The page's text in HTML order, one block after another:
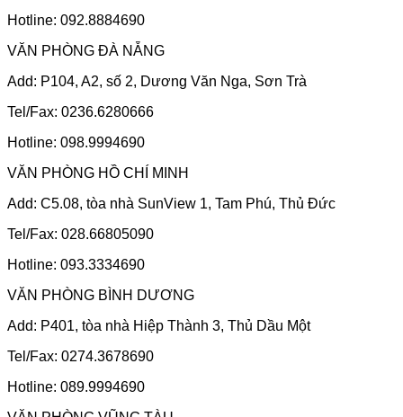
Hotline: 092.8884690
VĂN PHÒNG ĐÀ NẴNG
Add: P104, A2, số 2, Dương Văn Nga, Sơn Trà
Tel/Fax: 0236.6280666
Hotline: 098.9994690
VĂN PHÒNG HỒ CHÍ MINH
Add: C5.08, tòa nhà SunView 1, Tam Phú, Thủ Đức
Tel/Fax: 028.66805090
Hotline: 093.3334690
VĂN PHÒNG BÌNH DƯƠNG
Add: P401, tòa nhà Hiệp Thành 3, Thủ Dầu Một
Tel/Fax: 0274.3678690
Hotline: 089.9994690